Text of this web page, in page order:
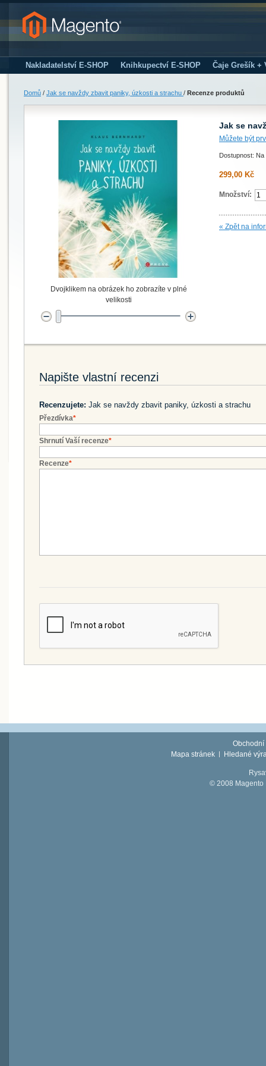
Nakladatelství E-SHOP Knihkupectví E-SHOP Čaje Grešík +
Domů / Jak se navždy zbavit paniky, úzkosti a strachu / Recenze produktů
Dvojklikem na obrázek ho zobrazíte v plné
velikosti
Jak se
Můžete být
Dostupnost: Na
299,00 Kč
Množství:
« Zpět na
Napište vlastní recenzi
Recenzujete: Jak se navždy zbavit paniky, úzkosti a strachu
Přezdívka*
Shrnutí Vaší recenze*
Recenze*
Obchodní
Mapa stránek
Hledané
© 2008 Magento